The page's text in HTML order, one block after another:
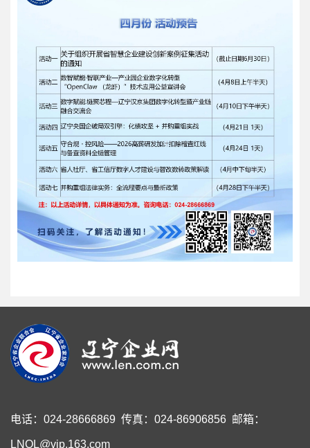
电话：024-28666869 传真：024-86906856 邮箱：
LNQL@vip.163.com